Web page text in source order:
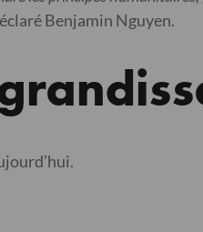
Benjamin Nguyen.